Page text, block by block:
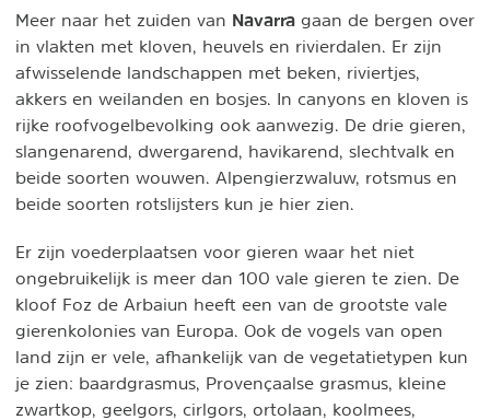
Meer naar het zuiden van Navarra gaan de bergen over
in vlakten met kloven, heuvels en rivierdalen. Er zijn
afwisselende landschappen met beken, riviertjes,
akkers en weilanden en bosjes. In canyons en kloven is
rijke roofvogelbevolking ook aanwezig. De drie gieren,
slangenarend, dwergarend, havikarend, slechtvalk en
beide soorten wouwen. Alpengierzwaluw, rotsmus en
beide soorten rotslijsters kun je hier zien.
Er zijn voederplaatsen voor gieren waar het niet
ongebruikelijk is meer dan 100 vale gieren te zien. De
kloof Foz de Arbaiun heeft een van de grootste vale
gierenkolonies van Europa. Ook de vogels van open
land zijn er vele, afhankelijk van de vegetatietypen kun
je zien: baardgrasmus, Provençaalse grasmus, kleine
zwartkop, geelgors, cirlgors, ortolaan, koolmees,